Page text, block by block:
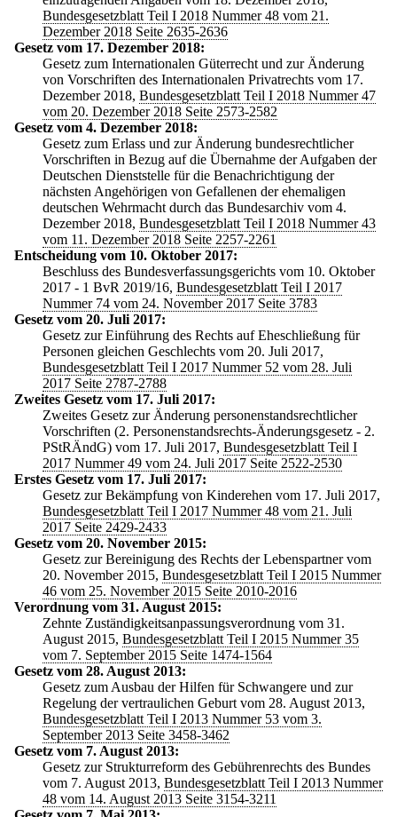
Bundesgesetzblatt Teil I 2018 Nummer 48 vom 21.
Dezember 2018 Seite 2635-2636
Gesetz vom 17. Dezember 2018:
Gesetz zum Internationalen Güterrecht und zur Änderung
von Vorschriften des Internationalen Privatrechts vom 17.
Dezember 2018, Bundesgesetzblatt Teil I 2018 Nummer 47
vom 20. Dezember 2018 Seite 2573-2582
Gesetz vom 4. Dezember 2018:
Gesetz zum Erlass und zur Änderung bundesrechtlicher
Vorschriften in Bezug auf die Übernahme der Aufgaben der
Deutschen Dienststelle für die Benachrichtigung der
nächsten Angehörigen von Gefallenen der ehemaligen
deutschen Wehrmacht durch das Bundesarchiv vom 4.
Dezember 2018, Bundesgesetzblatt Teil I 2018 Nummer 43
vom 11. Dezember 2018 Seite 2257-2261
Entscheidung vom 10. Oktober 2017:
Beschluss des Bundesverfassungsgerichts vom 10. Oktober
2017 - 1 BvR 2019/16, Bundesgesetzblatt Teil I 2017
Nummer 74 vom 24. November 2017 Seite 3783
Gesetz vom 20. Juli 2017:
Gesetz zur Einführung des Rechts auf Eheschließung für
Personen gleichen Geschlechts vom 20. Juli 2017,
Bundesgesetzblatt Teil I 2017 Nummer 52 vom 28. Juli
2017 Seite 2787-2788
Zweites Gesetz vom 17. Juli 2017:
Zweites Gesetz zur Änderung personenstandsrechtlicher
Vorschriften (2. Personenstandsrechts-Änderungsgesetz - 2.
PStRÄndG) vom 17. Juli 2017, Bundesgesetzblatt Teil I
2017 Nummer 49 vom 24. Juli 2017 Seite 2522-2530
Erstes Gesetz vom 17. Juli 2017:
Gesetz zur Bekämpfung von Kinderehen vom 17. Juli 2017,
Bundesgesetzblatt Teil I 2017 Nummer 48 vom 21. Juli
2017 Seite 2429-2433
Gesetz vom 20. November 2015:
Gesetz zur Bereinigung des Rechts der Lebenspartner vom
20. November 2015, Bundesgesetzblatt Teil I 2015 Nummer
46 vom 25. November 2015 Seite 2010-2016
Verordnung vom 31. August 2015:
Zehnte Zuständigkeitsanpassungsverordnung vom 31.
August 2015, Bundesgesetzblatt Teil I 2015 Nummer 35
vom 7. September 2015 Seite 1474-1564
Gesetz vom 28. August 2013:
Gesetz zum Ausbau der Hilfen für Schwangere und zur
Regelung der vertraulichen Geburt vom 28. August 2013,
Bundesgesetzblatt Teil I 2013 Nummer 53 vom 3.
September 2013 Seite 3458-3462
Gesetz vom 7. August 2013:
Gesetz zur Strukturreform des Gebührenrechts des Bundes
vom 7. August 2013, Bundesgesetzblatt Teil I 2013 Nummer
48 vom 14. August 2013 Seite 3154-3211